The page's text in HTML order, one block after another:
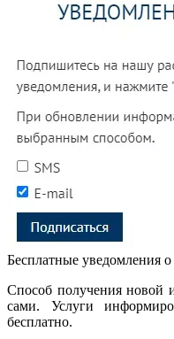
Бесплатные уведомления
Способ получения новой
сами. Услуги
бесплатно.